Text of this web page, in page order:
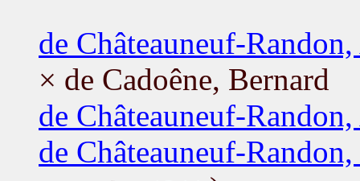
de Châteauneuf-
× de Cadoêne, Bernard
de Châteauneuf-
de Châteauneuf-